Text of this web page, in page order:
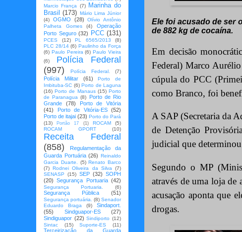
Ele foi acusado de ser
de 882 kg de cocaína.
Em decisão
Federal) Marco
cúpula do PCC
como Branco, foi
A SAP (Secretaria da
de Detenção
judicial que
Segundo o MP
através de uma loja de
acusação aponta que
drogas.
Marcio França
(7)
Marinha do
Brasil
(173) Mário Lima Júnior
(4)
OGMO (28)
Olívio Antônio
Palheta Gomes
(4)
Operação
Porto Seguro (32) PCC (131)
PCES (12) PL 6565/2013
(8)
PLC 28/14 (6) Paulinho da Força
(6) Paulo Pereira (6) Paulo Vieira
(6)
Polícia Federal
(997)
Polícia Federal. (7)
Polícia Militar (61)
Porto de
Imbituba-SC (6) Porto de Laguna
(16) Porto de Manaus (15) Porto
de Paranagua (8)
Porto de Rio
Grande
(78)
Porto de Vitória
(41)
Porto de Vitória-ES
(52)
Porto de itajai (23) Porto do Pará
(13)
Portão 17 (1) ROCAM
(5)
ROCAM GPORT
(10)
Receita Federal
(858)
Regulamentação da
Guarda Portuária (26) Reinaldo
Garcia Duarte.
(5) Renato Barco
(7) Rodnei Oliveira da Silva
(7)
SENASP
(15) SEP (32) SOPH
(20)
Segurança Portuaria (42)
Segurança Portuaria. (6)
Segurança Pública (51)
Segurança portuária. (8) Senador
Eduardo Braga
(9)
Sindaport.
(55)
Sindguapor-ES
(27)
Sindiguapor (22) Sindiporto (12)
Sintac
(15) Suporte-ES (11)
Terceirização da Guarda